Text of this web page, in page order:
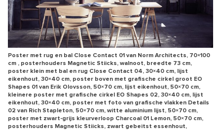
Poster met rug en bal Close Contact 01 van Norm Architects, 70×100
cm , posterhouders Magnetic Stiicks, walnoot, breedte 73 cm,
poster klein met bal en rug Close Contact 04, 30×40 cm, lijst
eikenhout, 30×40 cm, poster boven met grafische cirkel groot EO
Shapes 01 van Erik Olovsson, 50×70 cm, lijst eikenhout, 50×70 cm,
kleinere poster met grafische cirkel EO Shapes 02, 30×40 cm, lijst
eikenhout, 30×40 cm, poster met foto van grafische vlakken Details
02 van Rich Stapleton, 50×70 cm, witte aluminium lijst, 50×70 cm,
poster met zwart-grijs kleurverloop Charcoal 01 Lemon, 50×70 cm,
posterhouders Magnetic Stiicks, zwart gebeitst essenhout,